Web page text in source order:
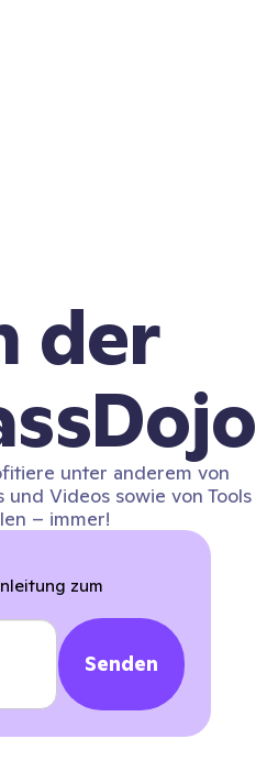
der
unter anderem von
Videos sowie von Tools
– immer!
zum
Senden